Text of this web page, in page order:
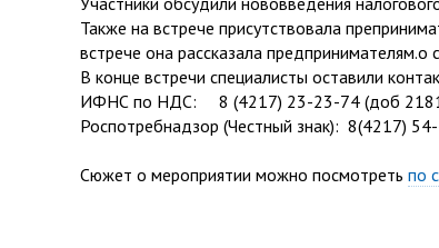
Также на встрече присутствовала
встрече она рассказала
В конце встречи специалисты оставили
ИФНС по НДС: 8 (4217) 23-23-74 (доб
Роспотребнадзор (Честный знак): 8(4217)
Сюжет о мероприятии можно посмотреть по